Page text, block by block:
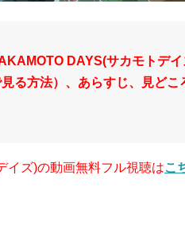
DAYS(サカモトデ
見る方法）、あらすじ、見ど
イズ)の動画無料フル視聴はこ